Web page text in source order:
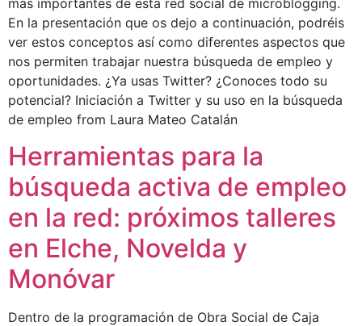
más importantes de esta red social de microblogging.
En la presentación que os dejo a continuación, podréis
ver estos conceptos así como diferentes aspectos que
nos permiten trabajar nuestra búsqueda de empleo y
oportunidades. ¿Ya usas Twitter? ¿Conoces todo su
potencial? Iniciación a Twitter y su uso en la búsqueda
de empleo from Laura Mateo Catalán
Herramientas para la
búsqueda activa de empleo
en la red: próximos talleres
en Elche, Novelda y
Monóvar
Dentro de la programación de Obra Social de Caja